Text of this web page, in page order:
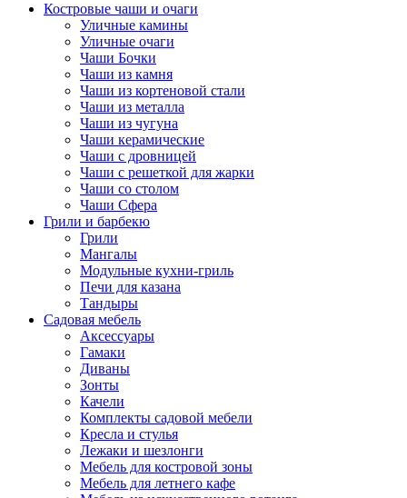
Костровые чаши и очаги
Уличные камины
Уличные очаги
Чаши Бочки
Чаши из камня
Чаши из кортеновой стали
Чаши из металла
Чаши из чугуна
Чаши керамические
Чаши с дровницей
Чаши с решеткой для жарки
Чаши со столом
Чаши Сфера
Грили и барбекю
Грили
Мангалы
Модульные кухни-гриль
Печи для казана
Тандыры
Садовая мебель
Аксессуары
Гамаки
Диваны
Зонты
Качели
Комплекты садовой мебели
Кресла и стулья
Лежаки и шезлонги
Мебель для костровой зоны
Мебель для летнего кафе